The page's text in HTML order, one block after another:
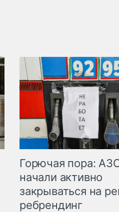
Горючая пора:
начали активно
закрываться на
ребрендинг